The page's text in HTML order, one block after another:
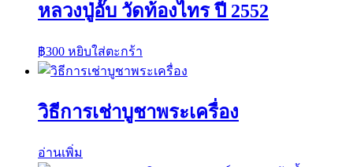
หลวงปู่อั๊บ วัดท้องไทร ปี 2552
฿300 หยิบใส่ตะกร้า
วิธีการเช่าบูชาพระเครื่อง
อ่านเพิ่ม